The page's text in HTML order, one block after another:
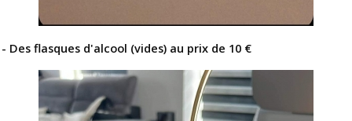
- Des flasques d'alcool (vides) au prix de 10 €